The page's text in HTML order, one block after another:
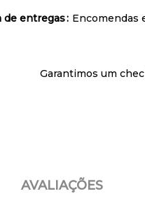
de entregas Encomendas
Garantimos um
AVALIAÇÕES